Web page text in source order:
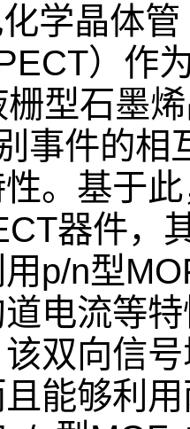
学晶体
）作
栅型石墨
事件的相
。基于
器件，
p/n型
电流等
双向信
能够利